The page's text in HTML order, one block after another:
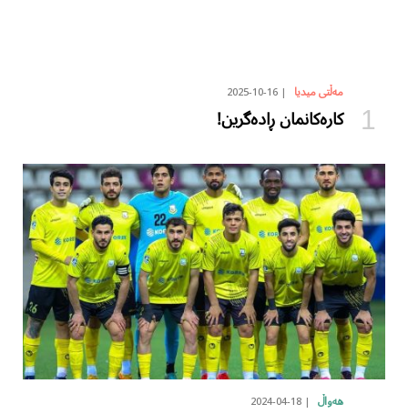
مەڵتی میدیا 2025-10-16
کارەکانمان ڕادەگرین!
هەواڵ 2024-04-18